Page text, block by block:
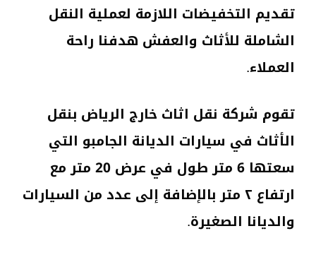
تقديم التخفيضات اللازمة لعملية النقل
الشاملة للأثاث والعفش هدفنا راحة
العملاء.
تقوم شركة نقل اثاث خارج الرياض بنقل
الأثاث في سيارات الديانة الجامبو التي
سعتها 6 متر طول في عرض 20 متر مع
ارتفاع ٢ متر بالإضافة إلى عدد من السيارات
والديانا الصغيرة.